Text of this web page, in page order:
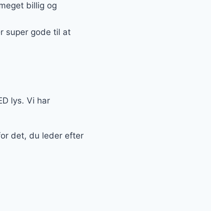
billig og
super gode til at
lys. Vi har
det, du leder efter